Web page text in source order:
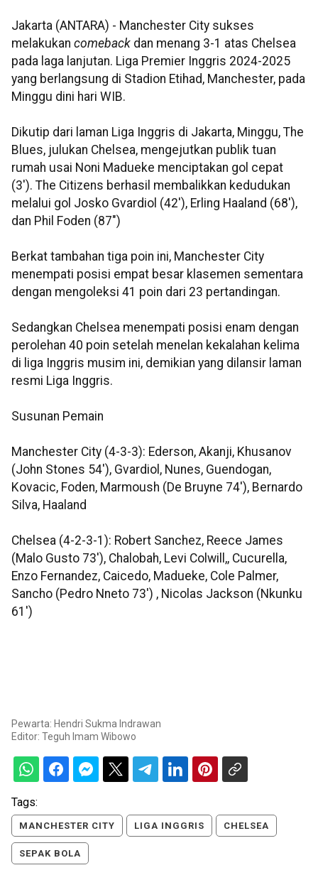
Jakarta (ANTARA) - Manchester City sukses
melakukan comeback dan menang 3-1 atas Chelsea
pada laga lanjutan. Liga Premier Inggris 2024-2025
yang berlangsung di Stadion Etihad, Manchester, pada
Minggu dini hari WIB.
Dikutip dari laman Liga Inggris di Jakarta, Minggu, The
Blues, julukan Chelsea, mengejutkan publik tuan
rumah usai Noni Madueke menciptakan gol cepat
(3'). The Citizens berhasil membalikkan kedudukan
melalui gol Josko Gvardiol (42'), Erling Haaland (68'),
dan Phil Foden (87")
Berkat tambahan tiga poin ini, Manchester City
menempati posisi empat besar klasemen sementara
dengan mengoleksi 41 poin dari 23 pertandingan.
Sedangkan Chelsea menempati posisi enam dengan
perolehan 40 poin setelah menelan kekalahan kelima
di liga Inggris musim ini, demikian yang dilansir laman
resmi Liga Inggris.
Susunan Pemain
Manchester City (4-3-3): Ederson, Akanji, Khusanov
(John Stones 54'), Gvardiol, Nunes, Guendogan,
Kovacic, Foden, Marmoush (De Bruyne 74'), Bernardo
Silva, Haaland
Chelsea (4-2-3-1): Robert Sanchez, Reece James
(Malo Gusto 73'), Chalobah, Levi Colwill,, Cucurella,
Enzo Fernandez, Caicedo, Madueke, Cole Palmer,
Sancho (Pedro Nneto 73') , Nicolas Jackson (Nkunku
61')
Pewarta: Hendri Sukma Indrawan
Editor: Teguh Imam Wibowo
Tags:
MANCHESTER CITY LIGA INGGRIS CHELSEA
SEPAK BOLA